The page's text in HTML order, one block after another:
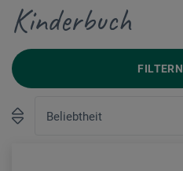
Kinderbuch
FILTERN